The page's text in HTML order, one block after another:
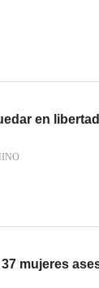
en
mujeres